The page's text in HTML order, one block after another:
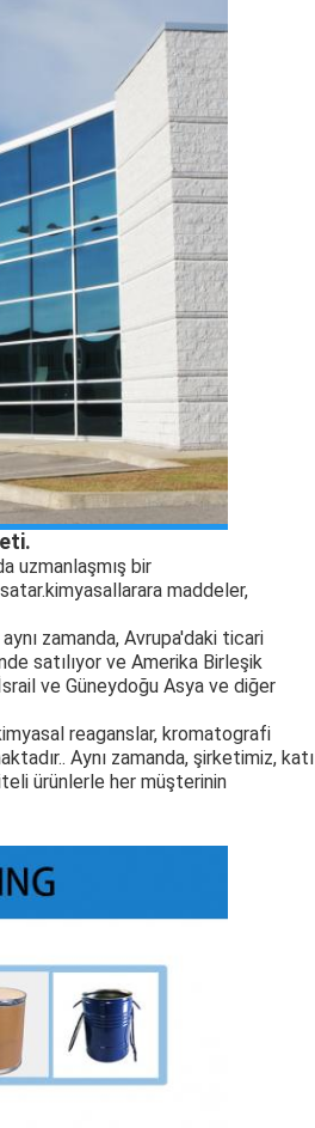
uzmanlaşmış bir
kimyasallarara maddeler,
zamanda, Avrupa'daki ticari
satılıyor ve Amerika Birleşik
ve Güneydoğu Asya ve diğer
reaganslar, kromatografi
Aynı zamanda, şirketimiz, katı
ürünlerle her müşterinin